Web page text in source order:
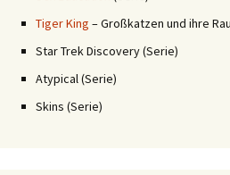
Tiger King – Großkatzen und ihre
Star Trek Discovery (Serie)
Atypical (Serie)
Skins (Serie)